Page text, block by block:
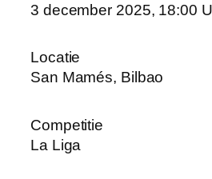
3 december 2025, 18:00
Locatie
San Mamés, Bilbao
Competitie
La Liga